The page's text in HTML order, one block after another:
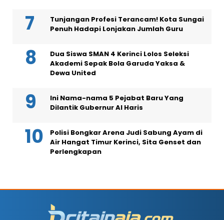
Tunjangan Profesi Terancam! Kota Sungai
Penuh Hadapi Lonjakan Jumlah Guru
Dua Siswa SMAN 4 Kerinci Lolos Seleksi
Akademi Sepak Bola Garuda Yaksa &
Dewa United
Ini Nama-nama 5 Pejabat Baru Yang
Dilantik Gubernur Al Haris
Polisi Bongkar Arena Judi Sabung Ayam di
Air Hangat Timur Kerinci, Sita Genset dan
Perlengkapan